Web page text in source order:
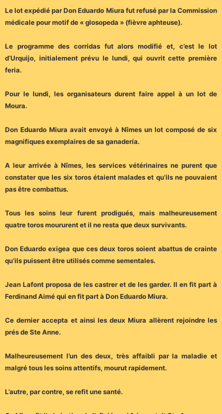
Le lot expédié par Don Eduardo Miura fut refusé par la Commission
médicale pour motif de « glosopeda » (fièvre aphteuse).
Le programme des corridas fut alors modifié et, c’est le lot
d’Urquijo, initialement prévu le lundi, qui ouvrit cette première
feria.
Pour le lundi, les organisateurs durent faire appel à un lot de
Moura.
Don Eduardo Miura avait envoyé à Nîmes un lot composé de six
magnifiques exemplaires de sa ganadería.
A leur arrivée à Nîmes, les services vétérinaires ne purent que
constater que les six toros étaient malades et qu’ils ne pouvaient
pas être combattus.
Tous les soins leur furent prodigués, mais malheureusement
quatre toros moururent et il ne resta que deux survivants.
Don Eduardo exigea que ces deux toros soient abattus de crainte
qu’ils puissent être utilisés comme sementales.
Jean Lafont proposa de les castrer et de les garder. Il en fit part à
Ferdinand Aimé qui en fit part à Don Eduardo Miura.
Ce dernier accepta et ainsi les deux Miura allèrent rejoindre les
prés de Ste Anne.
Malheureusement l’un des deux, très affaibli par la maladie et
malgré tous les soins attentifs, mourut rapidement.
L’autre, par contre, se refit une santé.